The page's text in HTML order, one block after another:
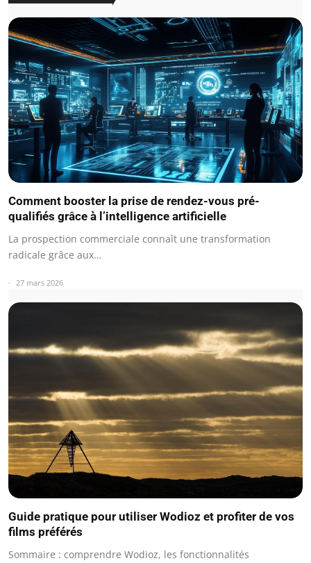
Comment booster la prise de rendez-vous pré-
qualifiés grâce à l’intelligence artificielle
La prospection commerciale connaît une transformation
radicale grâce aux…
27 mars 2026
Guide pratique pour utiliser Wodioz et profiter de vos
films préférés
Sommaire : comprendre Wodioz, les fonctionnalités